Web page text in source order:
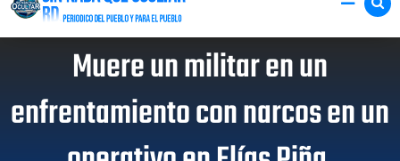
Muere un militar en un
enfrentamiento con narcos en un